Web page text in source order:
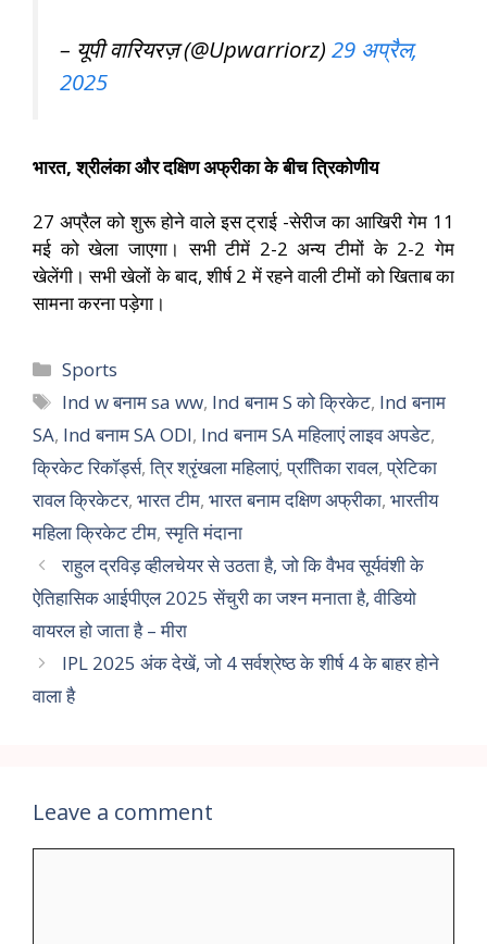
– यूपी वारियरज़ (@Upwarriorz) 29 अप्रैल,
2025
भारत, श्रीलंका और दक्षिण अफ्रीका के बीच त्रिकोणीय
27 अप्रैल को शुरू होने वाले इस ट्राई -सेरीज का आखिरी गेम 11
मई को खेला जाएगा। सभी टीमें 2-2 अन्य टीमों के 2-2 गेम
खेलेंगी। सभी खेलों के बाद, शीर्ष 2 में रहने वाली टीमों को खिताब का
सामना करना पड़ेगा।
Sports
Ind w बनाम sa ww, Ind बनाम S को क्रिकेट, Ind बनाम
SA, Ind बनाम SA ODI, Ind बनाम SA महिलाएं लाइव अपडेट,
क्रिकेट रिकॉर्ड्स,त्रि श्रृंखला महिलाएं,प्रतििका रावल,प्रेटिका
रावल क्रिकेटर, भारत टीम, भारत बनाम दक्षिण अफ्रीका, भारतीय
महिला क्रिकेट टीम,स्मृति मंदाना
राहुल द्रविड़ व्हीलचेयर से उठता है, जो कि वैभव सूर्यवंशी के
ऐतिहासिक आईपीएल 2025 सेंचुरी का जश्न मनाता है, वीडियो
वायरल हो जाता है – मीरा
IPL 2025 अंक देखें, जो 4 सर्वश्रेष्ठ के शीर्ष 4 के बाहर होने
वाला है
Leave a comment